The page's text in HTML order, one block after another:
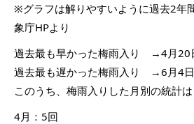
※グラフは解りやすいように過去2年
象庁HPより
過去最も早かった梅雨入り →4月20
過去最も遅かった梅雨入り →6月4
このうち、梅雨入りした月別の統計は
4月：5回